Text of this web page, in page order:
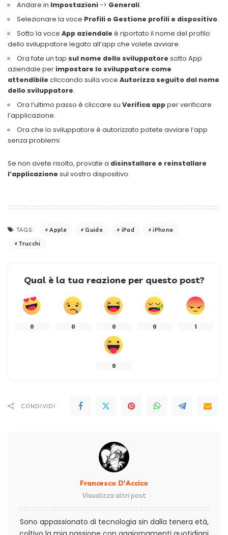
Andare in Impostazioni-> Generali.
Selezionare la voce Profili o Gestione profili e dispositivo.
Sotto la voce App aziendale è riportato il nome del profilo
dello sviluppatore legato all’app che volete avviare.
Ora fate un tap sul nome dello sviluppatore sotto App
aziendale per impostare lo sviluppatore come
attendibile cliccando sulla voce Autorizza seguito dal nome
dello sviluppatore.
Ora l’ultimo passo è cliccare su Verifica appper verificare
l’applicazione.
Ora che lo sviluppatore è autorizzato potete avviare l’app
senza problemi.
Se non avete risolto, provate a disinstallare e reinstallare
l’applicazione sul vostro dispositivo.
TAGS: Apple Guide iPad
iPhone
Trucchi
Qual è la tua reazione per questo post?
0 0 0 0 1
0
CONDIVIDI
Francesco D'Accico
Visualizza altri post
Sono appassionato di tecnologia sin dalla tenera età,